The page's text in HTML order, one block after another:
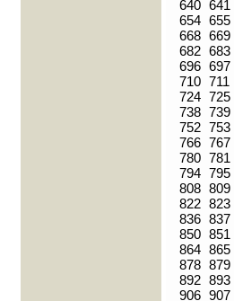
640 641
654 655
668 669
682 683
696 697
710 711
724 725
738 739
752 753
766 767
780 781
794 795
808 809
822 823
836 837
850 851
864 865
878 879
892 893
906 907